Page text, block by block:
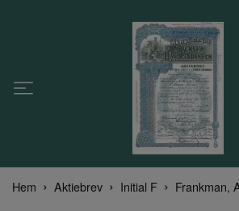
Hem Aktiebrev Initial F Frankman,